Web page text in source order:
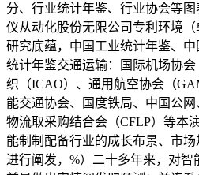
分、行业统计年鉴、行业协会等图
仪从动化股份无限公司专利环境
研究底蕴，中国工业统计年鉴、
统计年鉴交通运输：国际机场协
织（ICAO）、通用航空协会（
能交通协会、国度铁局、中国公
物流取采购结合会（CFLP）等本
能制制配备行业的成长布景、市
进行阐发，%）二十多年来，对